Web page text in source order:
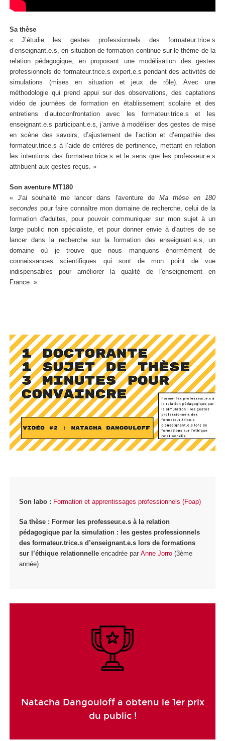
Sa thèse
« J’étudie les gestes professionnels des formateur.trice.s
d’enseignant.e.s, en situation de formation continue sur le thème de la
relation pédagogique, en proposant une modélisation des gestes
professionnels de formateur.trice.s expert.e.s pendant des activités de
simulations (mises en situation et jeux de rôle). Avec une
méthodologie qui prend appui sur des observations, des captations
vidéo de journées de formation en établissement scolaire et des
entretiens d’autoconfrontation avec les formateur.trice.s et les
enseignant.e.s participant.e.s, j’arrive à modéliser des gestes de mise
en scène des savoirs, d’ajustement de l’action et d’empathie des
formateur.trice.s à l’aide de critères de pertinence, mettant en relation
les intentions des formateur.trice.s et le sens que les professeur.e.s
attribuent aux gestes reçus. »
Son aventure MT180
« J'ai souhaité me lancer dans l'aventure de Ma thèse en 180
secondes pour faire connaître mon domaine de recherche, celui de la
formation d'adultes, pour pouvoir communiquer sur mon sujet à un
large public non spécialiste, et pour donner envie à d'autres de se
lancer dans la recherche sur la formation des enseignant.e.s, un
domaine où je trouve que nous manquons énormément de
connaissances scientifiques qui sont de mon point de vue
indispensables pour améliorer la qualité de l'enseignement en
France. »
Son labo : Formation et apprentissages professionnels (Foap)
Sa thèse : Former les professeur.e.s à la relation
pédagogique par la simulation : les gestes professionnels
des formateur.trice.s d’enseignant.e.s lors de formations
sur l’éthique relationnelle encadrée par Anne Jorro (3ème
année)
Natacha Dangouloff a obtenu le 1er prix
du public !